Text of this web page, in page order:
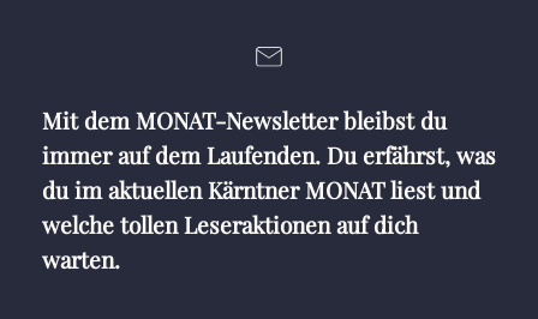
Mit dem MONAT-Newsletter bleibst du
immer auf dem Laufenden. Du erfährst, was
du im aktuellen Kärntner MONAT liest und
welche tollen Leseraktionen auf dich
warten.